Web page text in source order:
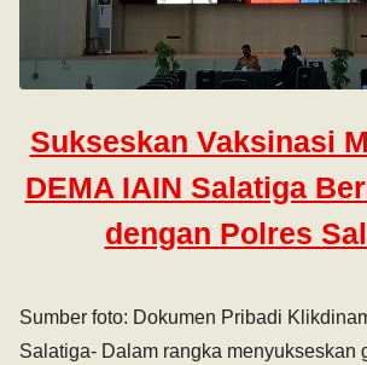
Sukseskan Vaksinasi
DEMA IAIN Salatiga
dengan Polres
Sumber foto: Dokumen Pribadi
Salatiga- Dalam rangka menyukseskan